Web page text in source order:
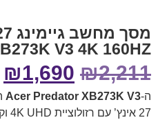
V3 4K 160HZ
₪2,211
₪1,690
ה-Acer Predator XB273K V3